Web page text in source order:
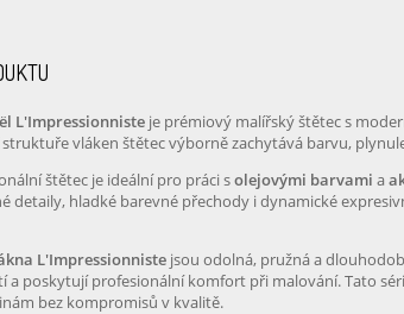
L'Impressionniste je prémiový malířský štětec s
struktuře vláken štětec výborně zachytává barvu,
štětec je ideální pro práci solejovými barvami a
detaily, hladké barevné přechody i dynamické
L'Impressionniste jsou odolná, pružná a
a poskytují profesionální komfort při malování. Tato
bez kompromisů v kvalitě.